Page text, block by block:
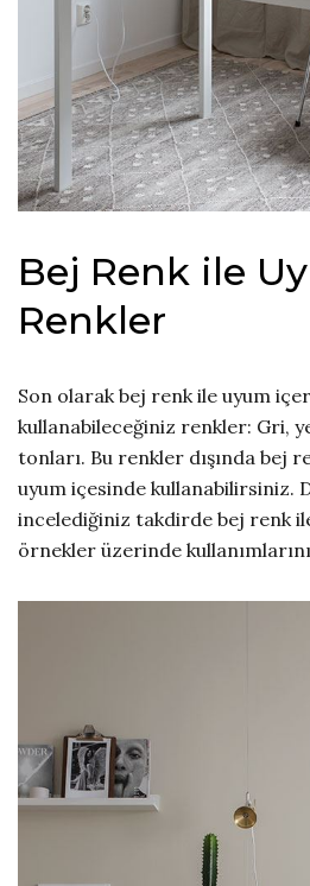
Bej Renk ile
Renkler
Son olarak bej renk ile uyum
kullanabileceğiniz renkler: Gri,
tonları. Bu renkler dışında bej
uyum içesinde kullanabilirsiniz.
incelediğiniz takdirde bej renk
örnekler üzerinde